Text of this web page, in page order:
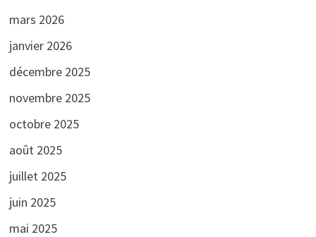
mars 2026
janvier 2026
décembre 2025
novembre 2025
octobre 2025
août 2025
juillet 2025
juin 2025
mai 2025